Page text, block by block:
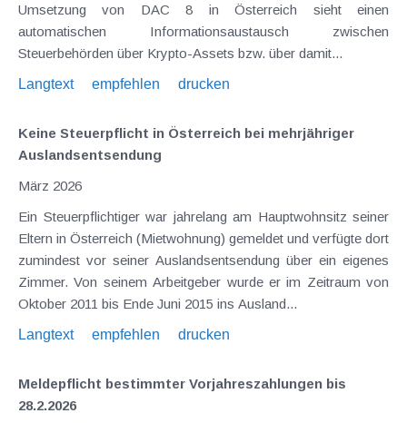
Umsetzung von DAC 8 in Österreich sieht einen
automatischen Informationsaustausch zwischen
Steuerbehörden über Krypto-Assets bzw. über damit...
Langtext
empfehlen drucken
Keine Steuerpflicht in Österreich bei mehrjähriger
Auslandsentsendung
März 2026
Ein Steuerpflichtiger war jahrelang am Hauptwohnsitz seiner
Eltern in Österreich (Mietwohnung) gemeldet und verfügte dort
zumindest vor seiner Auslandsentsendung über ein eigenes
Zimmer. Von seinem Arbeitgeber wurde er im Zeitraum von
Oktober 2011 bis Ende Juni 2015 ins Ausland...
Langtext
empfehlen drucken
Meldepflicht bestimmter Vorjahreszahlungen bis
28.2.2026